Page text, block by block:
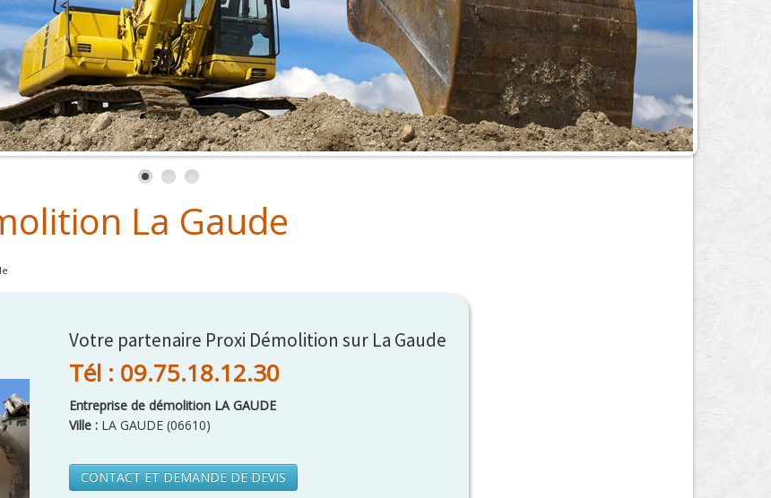
La Gaude
Votre partenaire Proxi Démolition sur La Gaude
Tél : 09.75.18.12.30
Entreprise de démolition LA GAUDE
Ville : LA GAUDE (06610)
CONTACT ET DEMANDE DE DEVIS